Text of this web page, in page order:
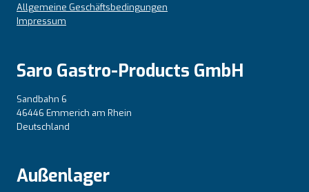
Allgemeine Geschäftsbedingungen
Impressum
Saro Gastro-Products GmbH
Sandbahn 6
46446 Emmerich am Rhein
Deutschland
Außenlager